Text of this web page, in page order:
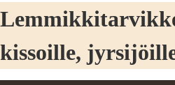
kissoille,